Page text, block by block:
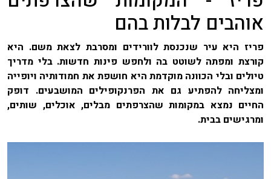
אוהבים לבלות בהם
פריז היא עיר שנכנסת לוורידים ומסרבת לצאת משם. היא
קורצת ומפתה לשוטט בה ולחפש פינות חדשות. בלי מדריך
טיולים ובלי הכוונה מוקדמת היא חושפת את חמודותיה ויופייה
ומצליחה להפתיע גם את הפרנקופילים המושבעים. דופק
החיים נמצא במקומות שהצרפתים מבלים, אוכלים, שותים,
ומרגישים בבית.